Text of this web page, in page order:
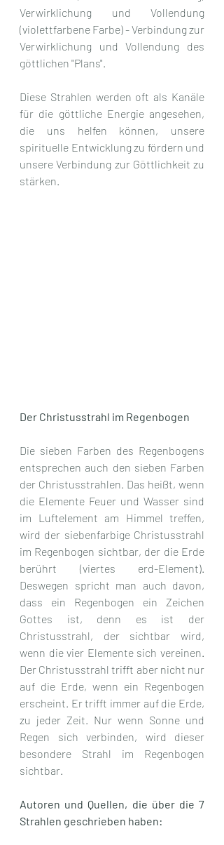
Verwirklichung und Vollendung
(violettfarbene Farbe) - Verbindung zur
Verwirklichung und Vollendung des
göttlichen "Plans".
Diese Strahlen werden oft als Kanäle
für die göttliche Energie angesehen,
die uns helfen können, unsere
spirituelle Entwicklung zu fördern und
unsere Verbindung zur Göttlichkeit zu
stärken.
Der Christusstrahl im Regenbogen
Die sieben Farben des Regenbogens
entsprechen auch den sieben Farben
der Christusstrahlen. Das heißt, wenn
die Elemente Feuer und Wasser sind
im Luftelement am Himmel treffen,
wird der siebenfarbige Christusstrahl
im Regenbogen sichtbar, der die Erde
berührt (viertes erd-Element).
Deswegen spricht man auch davon,
dass ein Regenbogen ein Zeichen
Gottes ist, denn es ist der
Christusstrahl, der sichtbar wird,
wenn die vier Elemente sich vereinen.
Der Christusstrahl trifft aber nicht nur
auf die Erde, wenn ein Regenbogen
erscheint. Er trifft immer auf die Erde,
zu jeder Zeit. Nur wenn Sonne und
Regen sich verbinden, wird dieser
besondere Strahl im Regenbogen
sichtbar.
Autoren und Quellen, die über die 7
Strahlen geschrieben haben: